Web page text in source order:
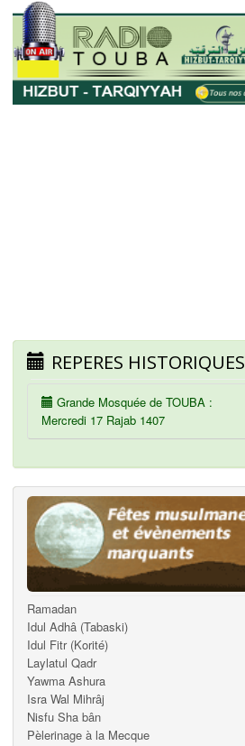
REPERES HISTORIQUES
Grande Mosquée de TOUBA :
Mercredi 17 Rajab 1407
Ramadan
Idul Adhâ (Tabaski)
Idul Fitr (Korité)
Laylatul Qadr
Yawma Ashura
Isra Wal Mihrâj
Nisfu Sha bân
Pèlerinage à la Mecque